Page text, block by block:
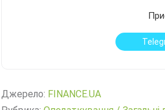
Джерело: FINANCE.UA